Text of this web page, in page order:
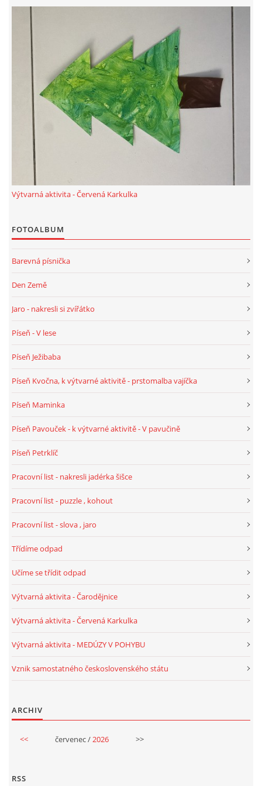
BÁSNĚ K TÉMATU PODZIM
POHYBOVÉ AKTIVITY NA TÉMA PODZIM
PÍSNĚ K TÉMATU ZIMA
BÁSNĚ K TÉMATU ZIMA
POHYBOVÉ AKTIVITY NA TÉMA ZIMA
VZDĚLÁVACÍ PLÁN OD ZÁŘÍ DO ČERVNA
SMYSLOVÁ AKTIVITA
JÓGOVÉ CVIČENÍ, TYPY, RADY, RECENZE
STÁTNÍ SVÁTKY
20.10. DEN STROMŮ
HALLOWEEN
DUŠIČKY
SVATÝ MARTIN
SVATÁ KATEŘINA 25.LISTOPADU
MIKULÁŠ, ČERTI
Výtvarná aktivita - Červená Karkulka
FOTOALBUM
Barevná písnička
Den Země
Jaro - nakresli si zvířátko
Píseň - V lese
Píseň Ježibaba
Píseň Kvočna, k výtvarné aktivitě - prstomalba vajíčka
Píseň Maminka
Píseň Pavouček - k výtvarné aktivitě - V pavučině
Píseň Petrklíč
Pracovní list - nakresli jadérka šišce
Pracovní list - puzzle , kohout
Pracovní list - slova , jaro
Třídíme odpad
Učíme se třídit odpad
Výtvarná aktivita - Čarodějnice
Výtvarná aktivita - Červená Karkulka
Výtvarná aktivita - MEDÚZY V POHYBU
Vznik samostatného československého státu
ARCHIV
<< červenec /2026 >>
RSS